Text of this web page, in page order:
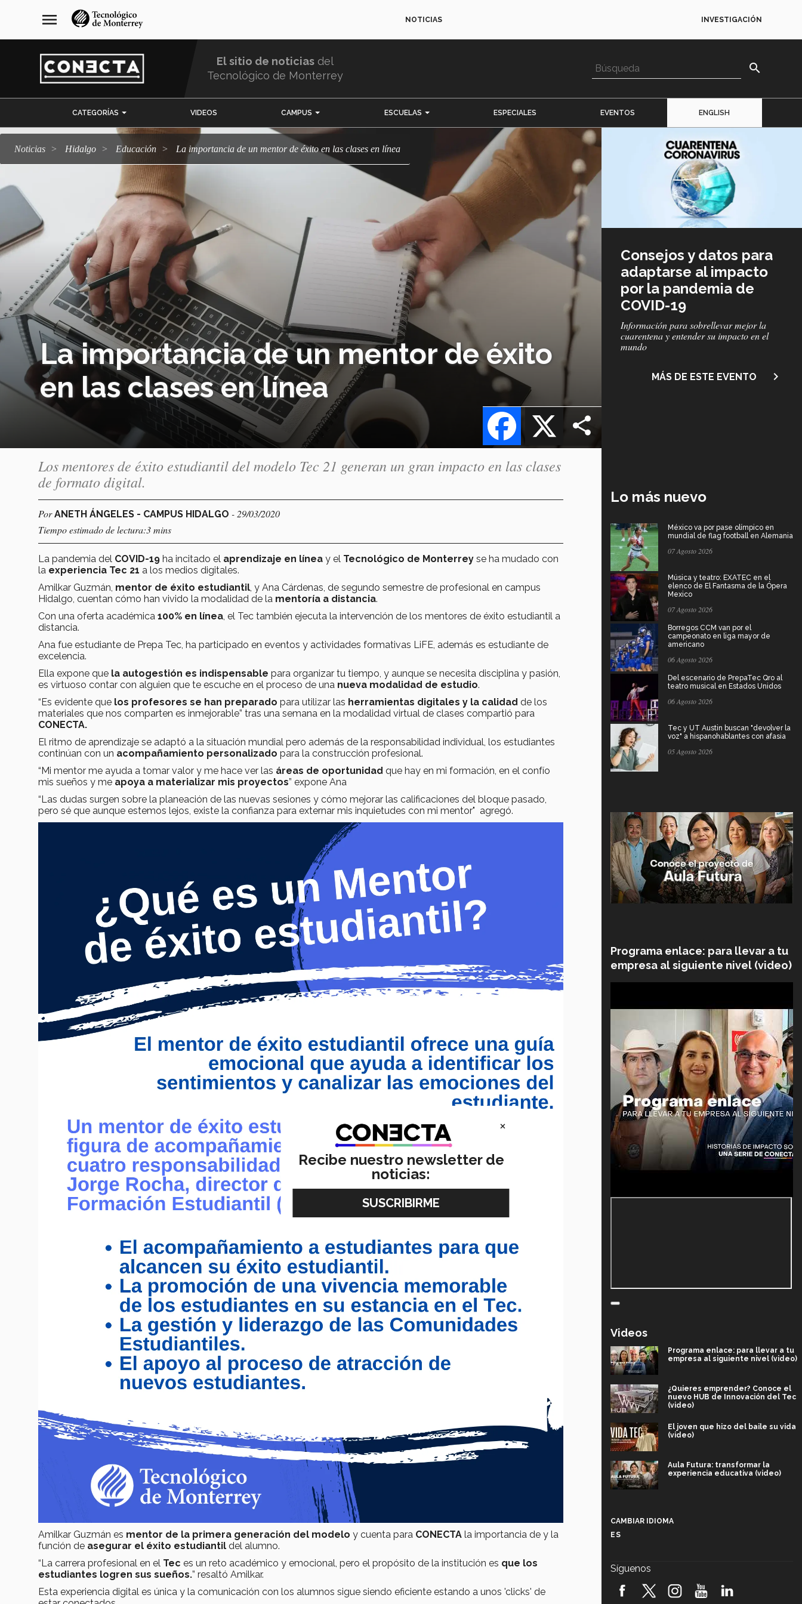
navegación
principal
menu NOTICIAS INVESTIGACIÓN
El sitio de noticias del
Tecnológico de Monterrey
search
CATEGORÍAS VIDEOS CAMPUS ESCUELAS ESPECIALES EVENTOS ENGLISH
Noticias Hidalgo Educación La importancia de un mentor de éxito en las clases en línea
La importancia de un mentor de éxito
en las clases en línea
X
Facebook
o
Consejos y datos para
adaptarse al impacto
por la pandemia de
COVID-19
Subtítulo
Información para sobrellevar mejor la
cuarentena y entender su impacto en el
mundo
MÁS DE ESTE EVENTO navigate_next
Los mentores de éxito estudiantil del modelo Tec 21 generan un gran impacto en las clases
de formato digital.
PorANETH ÁNGELES - CAMPUS HIDALGO - 29/03/2020
Tiempo estimado de lectura:3 mins
La pandemia del COVID-19 ha incitado el aprendizaje en línea y el Tecnológico de Monterrey se ha mudado con
la experiencia Tec 21 a los medios digitales.
Amilkar Guzmán, mentor de éxito estudiantil, y Ana Cárdenas, de segundo semestre de profesional en campus
Hidalgo, cuentan cómo han vivido la modalidad de la mentoría a distancia.
Con una oferta académica 100% en línea, el Tec también ejecuta la intervención de los mentores de éxito estudiantil a
distancia.
Ana fue estudiante de Prepa Tec, ha participado en eventos y actividades formativas LiFE, además es estudiante de
excelencia.
Ella expone que la autogestión es indispensable para organizar tu tiempo, y aunque se necesita disciplina y pasión,
es virtuoso contar con alguien que te escuche en el proceso de una nueva modalidad de estudio.
“Es evidente que los profesores se han preparado para utilizar las herramientas digitales y la calidad de los
materiales que nos comparten es inmejorable” tras una semana en la modalidad virtual de clases compartió para
CONECTA.
El ritmo de aprendizaje se adaptó a la situación mundial pero además de la responsabilidad individual, los estudiantes
continúan con un acompañamiento personalizado para la construcción profesional.
“Mi mentor me ayuda a tomar valor y me hace ver las áreas de oportunidad que hay en mi formación, en el confío
mis sueños y me apoya a materializar mis proyectos” expone Ana
“Las dudas surgen sobre la planeación de las nuevas sesiones y cómo mejorar las calificaciones del bloque pasado,
pero sé que aunque estemos lejos, existe la confianza para externar mis inquietudes con mi mentor" agregó.
Amilkar Guzmán es mentor de la primera generación del modelo y cuenta para CONECTA la importancia de y la
función de asegurar el éxito estudiantil del alumno.
“La carrera profesional en el Tec es un reto académico y emocional, pero el propósito de la institución es que los
estudiantes logren sus sueños.” resaltó Amilkar.
Esta experiencia digital es única y la comunicación con los alumnos sigue siendo eficiente estando a unos 'clicks' de
Lo más nuevo
México va por pase olímpico en
mundial de flag football en Alemania
07 Agosto 2026
Música y teatro: EXATEC en el
elenco de El Fantasma de la Ópera
Mexico
07 Agosto 2026
Borregos CCM van por el
campeonato en liga mayor de
americano
06 Agosto 2026
Del escenario de PrepaTec Qro al
teatro musical en Estados Unidos
06 Agosto 2026
Tec y UT Austin buscan "devolver la
voz" a hispanohablantes con afasia
05 Agosto 2026
Programa enlace: para llevar a tu
empresa al siguiente nivel (video)
Videos
Programa enlace: para llevar a tu
empresa al siguiente nivel (video)
¿Quieres emprender? Conoce el
nuevo HUB de Innovación del Tec
(video)
El joven que hizo del baile su vida
(video)
Aula Futura: transformar la
experiencia educativa (video)
robótica FIRST 2026! (video)
CAMBIAR IDIOMA
ES
Síguenos
×
Recibe nuestro newsletter de
noticias: